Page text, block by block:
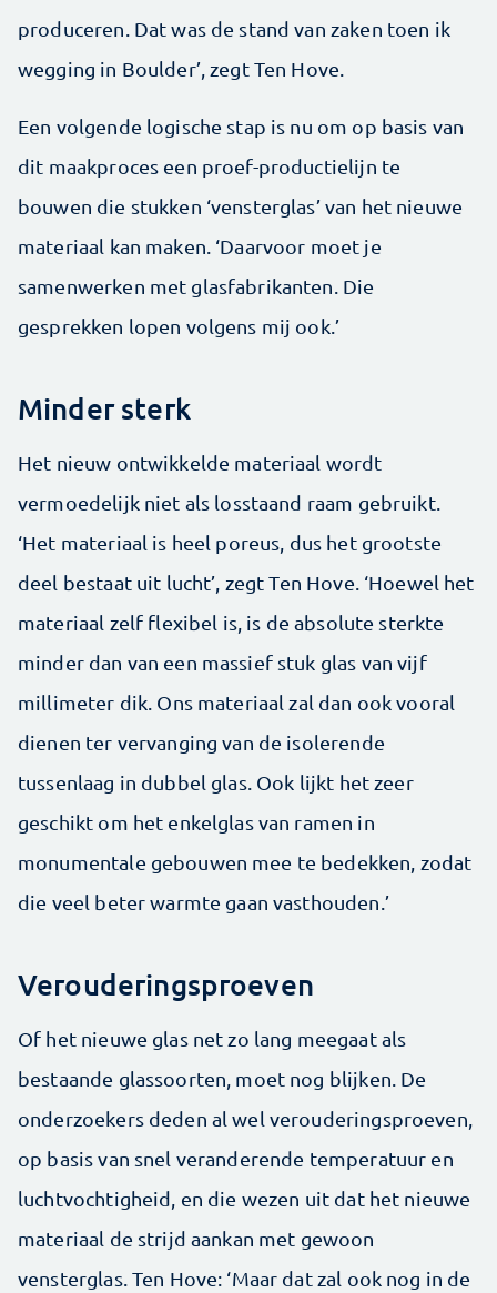
produceren. Dat was de stand van zaken toen ik
wegging in Boulder’, zegt Ten Hove.
Een volgende logische stap is nu om op basis van
dit maakproces een proef-productielijn te
bouwen die stukken ‘vensterglas’ van het nieuwe
materiaal kan maken. ‘Daarvoor moet je
samenwerken met glasfabrikanten. Die
gesprekken lopen volgens mij ook.’
Minder sterk
Het nieuw ontwikkelde materiaal wordt
vermoedelijk niet als losstaand raam gebruikt.
‘Het materiaal is heel poreus, dus het grootste
deel bestaat uit lucht’, zegt Ten Hove. ‘Hoewel het
materiaal zelf flexibel is, is de absolute sterkte
minder dan van een massief stuk glas van vijf
millimeter dik. Ons materiaal zal dan ook vooral
dienen ter vervanging van de isolerende
tussenlaag in dubbel glas. Ook lijkt het zeer
geschikt om het enkelglas van ramen in
monumentale gebouwen mee te bedekken, zodat
die veel beter warmte gaan vasthouden.’
Verouderingsproeven
Of het nieuwe glas net zo lang meegaat als
bestaande glassoorten, moet nog blijken. De
onderzoekers deden al wel verouderingsproeven,
op basis van snel veranderende temperatuur en
luchtvochtigheid, en die wezen uit dat het nieuwe
materiaal de strijd aankan met gewoon
vensterglas. Ten Hove: ‘Maar dat zal ook nog in de